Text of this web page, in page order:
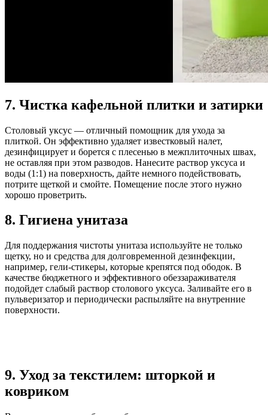
7. Чистка кафельной плитки и затирки
Столовый уксус — отличный помощник для ухода за
плиткой. Он эффективно удаляет известковый налет,
дезинфицирует и борется с плесенью в межплиточных швах,
не оставляя при этом разводов. Нанесите раствор уксуса и
воды (1:1) на поверхность, дайте немного подействовать,
потрите щеткой и смойте. Помещение после этого нужно
хорошо проветрить.
8. Гигиена унитаза
Для поддержания чистоты унитаза используйте не только
щетку, но и средства для долговременной дезинфекции,
например, гели-стикеры, которые крепятся под ободок. В
качестве бюджетного и эффективного обеззараживателя
подойдет слабый раствор столового уксуса. Заливайте его в
пульверизатор и периодически распыляйте на внутренние
поверхности.
9. Уход за текстилем: шторкой и
ковриком